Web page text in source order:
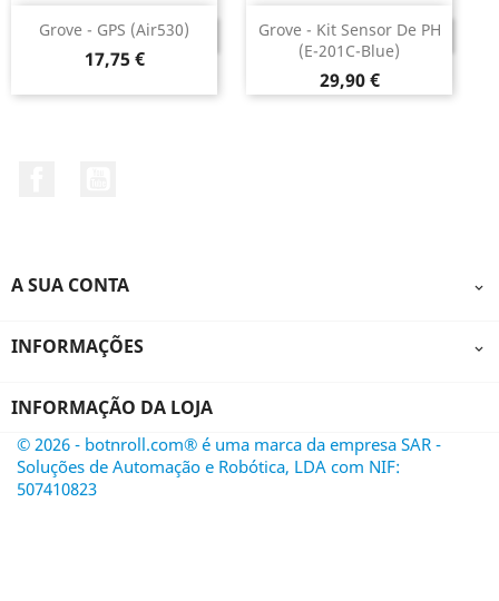
Grove - GPS (Air530)
Preço
17,75 €
DESCONTINUADO
Grove - Kit Sensor De PH
(E-201C-Blue)
Preço
29,90 €
DESCONTINUADO
A SUA CONTA 
INFORMAÇÕES 
INFORMAÇÃO DA LOJA
© 2026 - botnroll.com® é uma marca da empresa SAR -
Soluções de Automação e Robótica, LDA com NIF:
507410823